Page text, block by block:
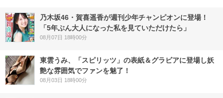
乃木坂46・賀喜遥香が週刊少年チャンピオンに登場！
「5年ぶん大人になった私を見ていただけたら」
08月07日 18時00分
東雲うみ、「スピリッツ」の表紙＆グラビアに登場し妖
艶な雰囲気でファンを魅了！
08月03日 18時00分